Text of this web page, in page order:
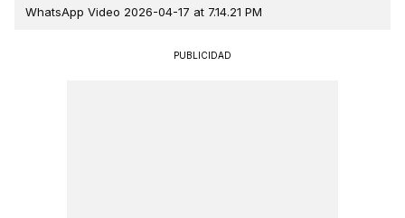
WhatsApp Video 2026-04-17 at 7.14.21 PM
PUBLICIDAD